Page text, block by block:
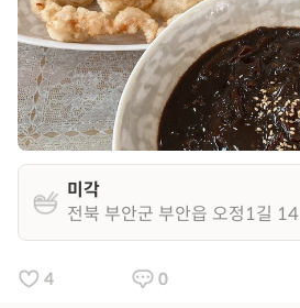
미각
전북 부안군 부안읍 오정1길 14
4 0